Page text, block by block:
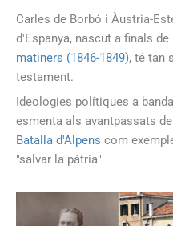
Carles de Borbó i Àustria-
d'Espanya, nascut a finals de
matiners (1846-1849), té tan
testament.
Ideologies polítiques a
esmenta als avantpassats
Batalla d'Alpens com
"salvar la pàtria"